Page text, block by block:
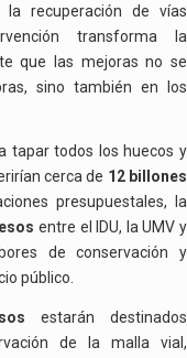
recuperación de vías
transforma la
que las mejoras no se
sino también en los
tapar todos los huecos y
cerca de 12 billones
presupuestales, la
entre el IDU, la UMV y
de conservación y
público.
estarán destinados
de la malla vial,